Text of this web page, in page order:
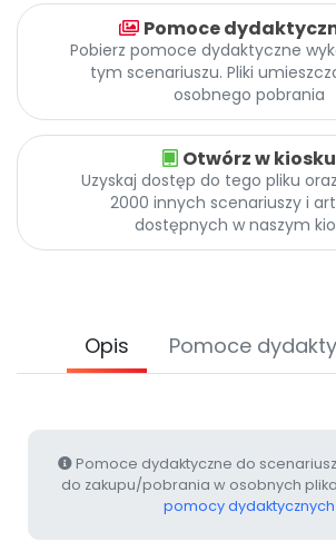
Archiwalne numery
Pomoc
PromocjePomoce
Pobierz pomoce dydaktyczne
tym scenariuszu. Pliki
osobnego pobrania
Otwórz w kiosku
Uzyskaj dostęp do tego pliku
2000 innych scenariuszy i
dostępnych w naszym
Opis Pomoce
Pomoce dydaktyczne do
do zakupu/pobrania w osobnych
pomocy dydaktycznych